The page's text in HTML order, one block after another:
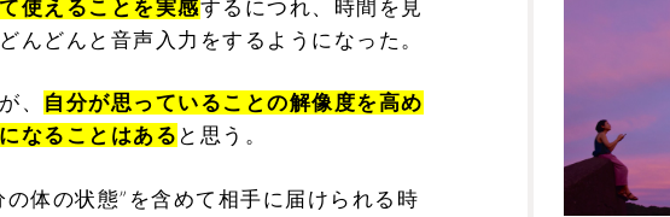
使えることを実感するにつれ、時間を見
んどんと音声入力をするようになった。
、 自分が思っていることの解像度を高め
なることはある と思う。
体の状態”を含めて相手に届けられる時